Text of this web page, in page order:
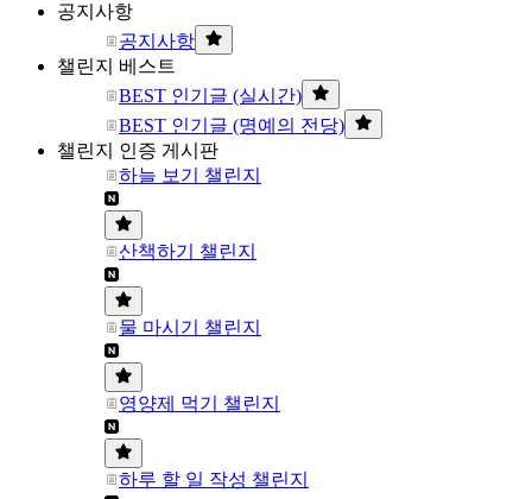
공지사항
공지사항
챌린지 베스트
BEST 인기글 (실시간)
BEST 인기글 (명예의 전당)
챌린지 인증 게시판
하늘 보기 챌린지
산책하기 챌린지
물 마시기 챌린지
영양제 먹기 챌린지
하루 할 일 작성 챌린지